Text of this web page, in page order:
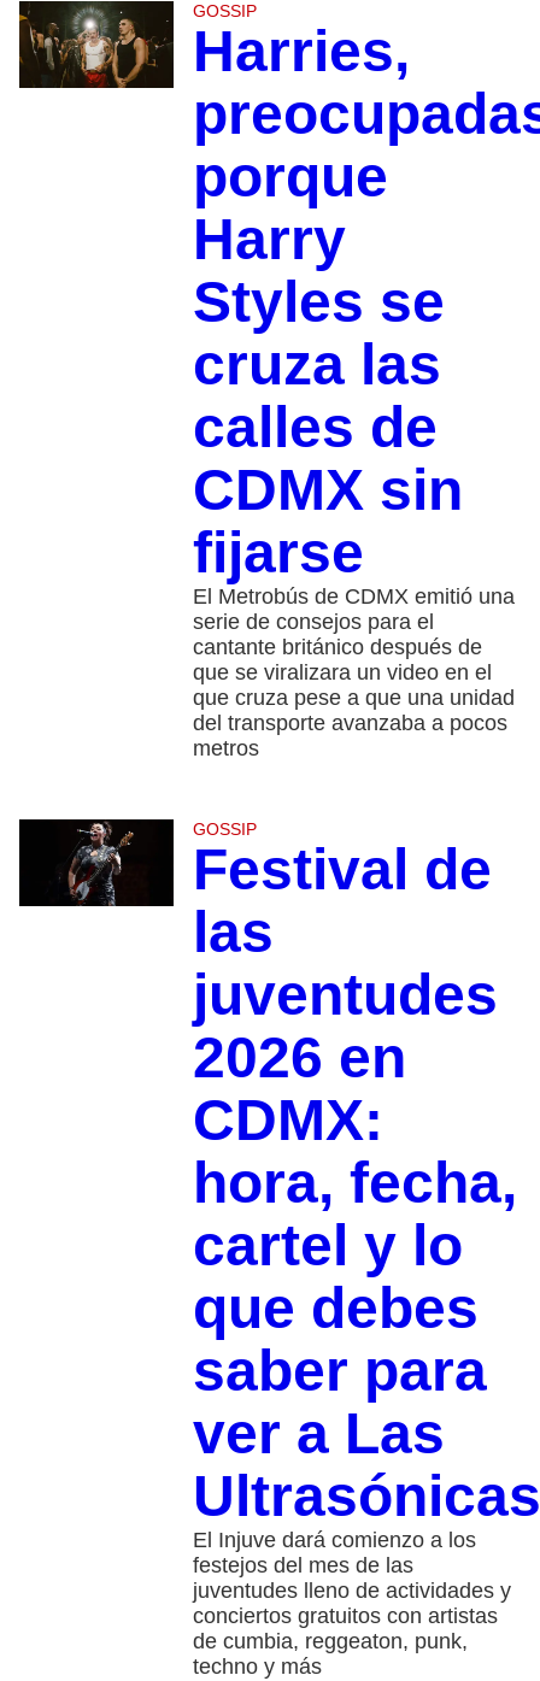
GOSSIP
Harries,
porque
Harry
Styles se
cruza las
calles de
CDMX sin
fijarse
El Metrobús de CDMX emitió una
serie de consejos para el
cantante británico después de
que se viralizara un video en el
que cruza pese a que una unidad
del transporte avanzaba a pocos
metros
GOSSIP
Festival de
las
juventudes
2026 en
CDMX:
hora, fecha,
cartel y lo
que debes
saber para
ver a Las
Ultrasónicas
El Injuve dará comienzo a los
festejos del mes de las
juventudes lleno de actividades y
conciertos gratuitos con artistas
de cumbia, reggeaton, punk,
techno y más